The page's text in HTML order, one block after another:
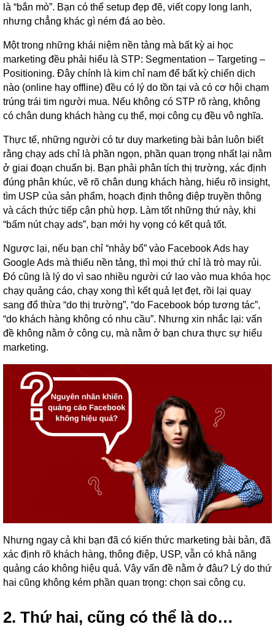
là “bắn mò”. Bạn có thể setup đẹp đẽ, viết copy long lanh,
nhưng chẳng khác gì ném đá ao bèo.
Một trong những khái niệm nền tảng mà bất kỳ ai học
marketing đều phải hiểu là STP: Segmentation – Targeting –
Positioning. Đây chính là kim chỉ nam để bất kỳ chiến dịch
nào (online hay offline) đều có lý do tồn tại và có cơ hội chạm
trúng trái tim người mua. Nếu không có STP rõ ràng, không
có chân dung khách hàng cụ thể, mọi công cụ đều vô nghĩa.
Thực tế, những người có tư duy marketing bài bản luôn biết
rằng chạy ads chỉ là phần ngọn, phần quan trọng nhất lại nằm
ở giai đoạn chuẩn bị. Bạn phải phân tích thị trường, xác định
đúng phân khúc, vẽ rõ chân dung khách hàng, hiểu rõ insight,
tìm USP của sản phẩm, hoạch định thông điệp truyền thông
và cách thức tiếp cận phù hợp. Làm tốt những thứ này, khi
“bấm nút chạy ads”, bạn mới hy vọng có kết quả tốt.
Ngược lại, nếu bạn chỉ “nhảy bổ” vào Facebook Ads hay
Google Ads mà thiếu nền tảng, thì mọi thứ chỉ là trò may rủi.
Đó cũng là lý do vì sao nhiều người cứ lao vào mua khóa học
chạy quảng cáo, chạy xong thì kết quả lẹt đẹt, rồi lại quay
sang đổ thừa “do thị trường”, “do Facebook bóp tương tác”,
“do khách hàng không có nhu cầu”. Nhưng xin nhắc lại: vấn
đề không nằm ở công cụ, mà nằm ở bạn chưa thực sự hiểu
marketing.
Nhưng ngay cả khi bạn đã có kiến thức marketing bài bản, đã
xác định rõ khách hàng, thông điệp, USP, vẫn có khả năng
quảng cáo không hiệu quả. Vậy vấn đề nằm ở đâu? Lý do thứ
hai cũng không kém phần quan trọng: chọn sai công cụ.
2. Thứ hai, cũng có thể là do…